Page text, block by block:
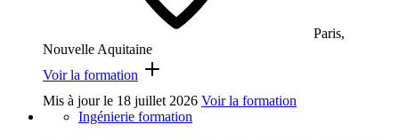
Paris,
Nouvelle Aquitaine
Voir la formation
Mis à jour le 18 juillet 2026 Voir la formation
Ingénierie formation